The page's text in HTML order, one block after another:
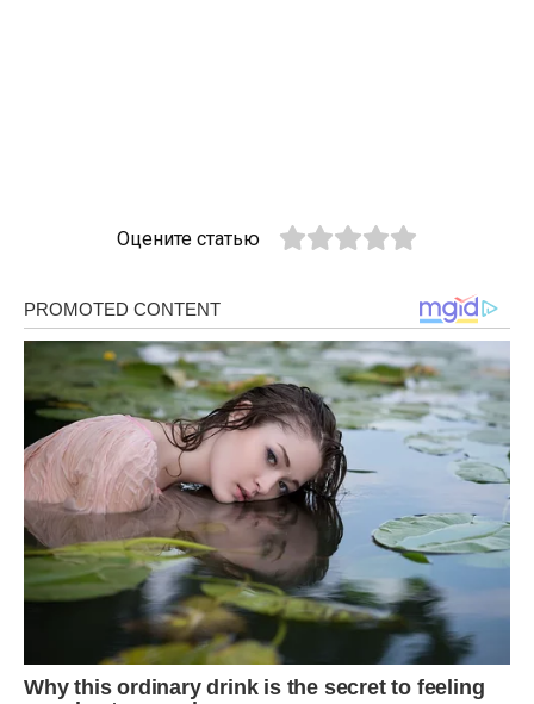
Оцените статью